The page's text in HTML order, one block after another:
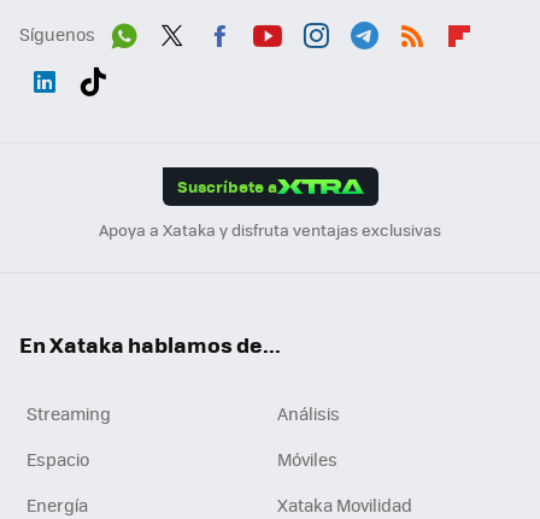
Síguenos
Suscríbete a
Apoya a Xataka y disfruta ventajas exclusivas
En Xataka hablamos de...
Streaming
Análisis
Espacio
Móviles
Energía
Xataka Movilidad